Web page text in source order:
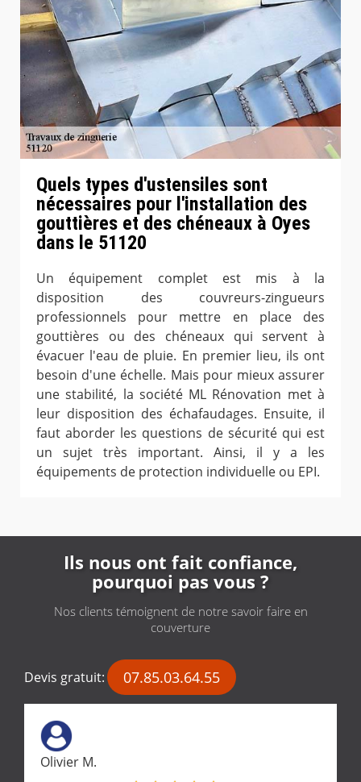
Quels types d'ustensiles sont
nécessaires pour l'installation des
gouttières et des chéneaux à Oyes
dans le 51120
Un équipement complet est mis à la
disposition des couvreurs-zingueurs
professionnels pour mettre en place des
gouttières ou des chéneaux qui servent à
évacuer l'eau de pluie. En premier lieu, ils ont
besoin d'une échelle. Mais pour mieux assurer
une stabilité, la société ML Rénovation met à
leur disposition des échafaudages. Ensuite, il
faut aborder les questions de sécurité qui est
un sujet très important. Ainsi, il y a les
équipements de protection individuelle ou EPI.
Ils nous ont fait confiance,
pourquoi pas vous ?
Nos clients témoignent de notre savoir faire en
couverture
Devis gratuit: 07.85.03.64.55
Olivier M.